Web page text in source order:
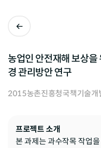
농업인 안전재해 보상을
경 관리방안 연구
2015농촌진흥청국책기술개
프로젝트 소개
본 과제는 과수작목 작업